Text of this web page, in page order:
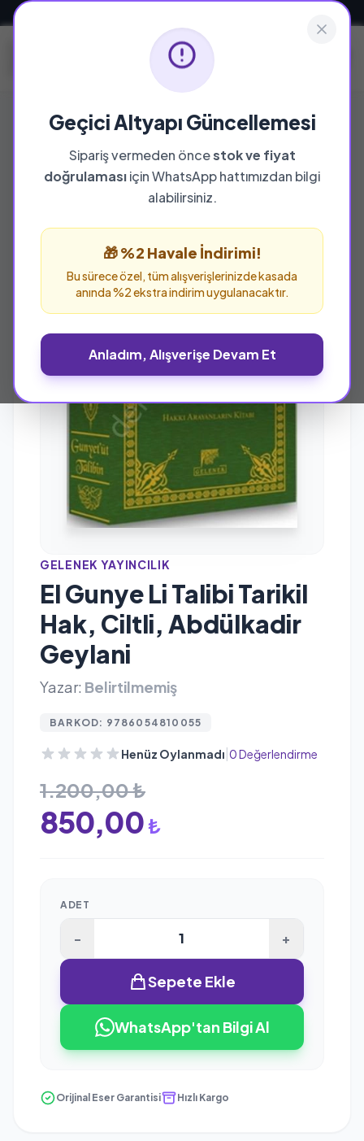
Geçici Altyapı Güncellemesi
Sipariş vermeden öncestok ve fiyat
doğrulamasıiçin WhatsApp hattımızdan bilgi
alabilirsiniz.
🎁 %2 Havale İndirimi!
Bu sürece özel, tüm alışverişlerinizde kasada
anında %2 ekstra indirim uygulanacaktır.
Anladım, Alışverişe Devam Et
%29 İNDİRİM
GELENEK YAYINCILIK
El Gunye Li Talibi Tarikil
Hak, Ciltli, Abdülkadir
Geylani
Yazar: Belirtilmemiş
BARKOD: 9786054810055
Henüz Oylanmadı 0 Değerlendirme
1.200,00 ₺
850,00 ₺
ADET
- +
Sepete Ekle
WhatsApp'tan Bilgi Al
Orijinal Eser Garantisi Hızlı Kargo